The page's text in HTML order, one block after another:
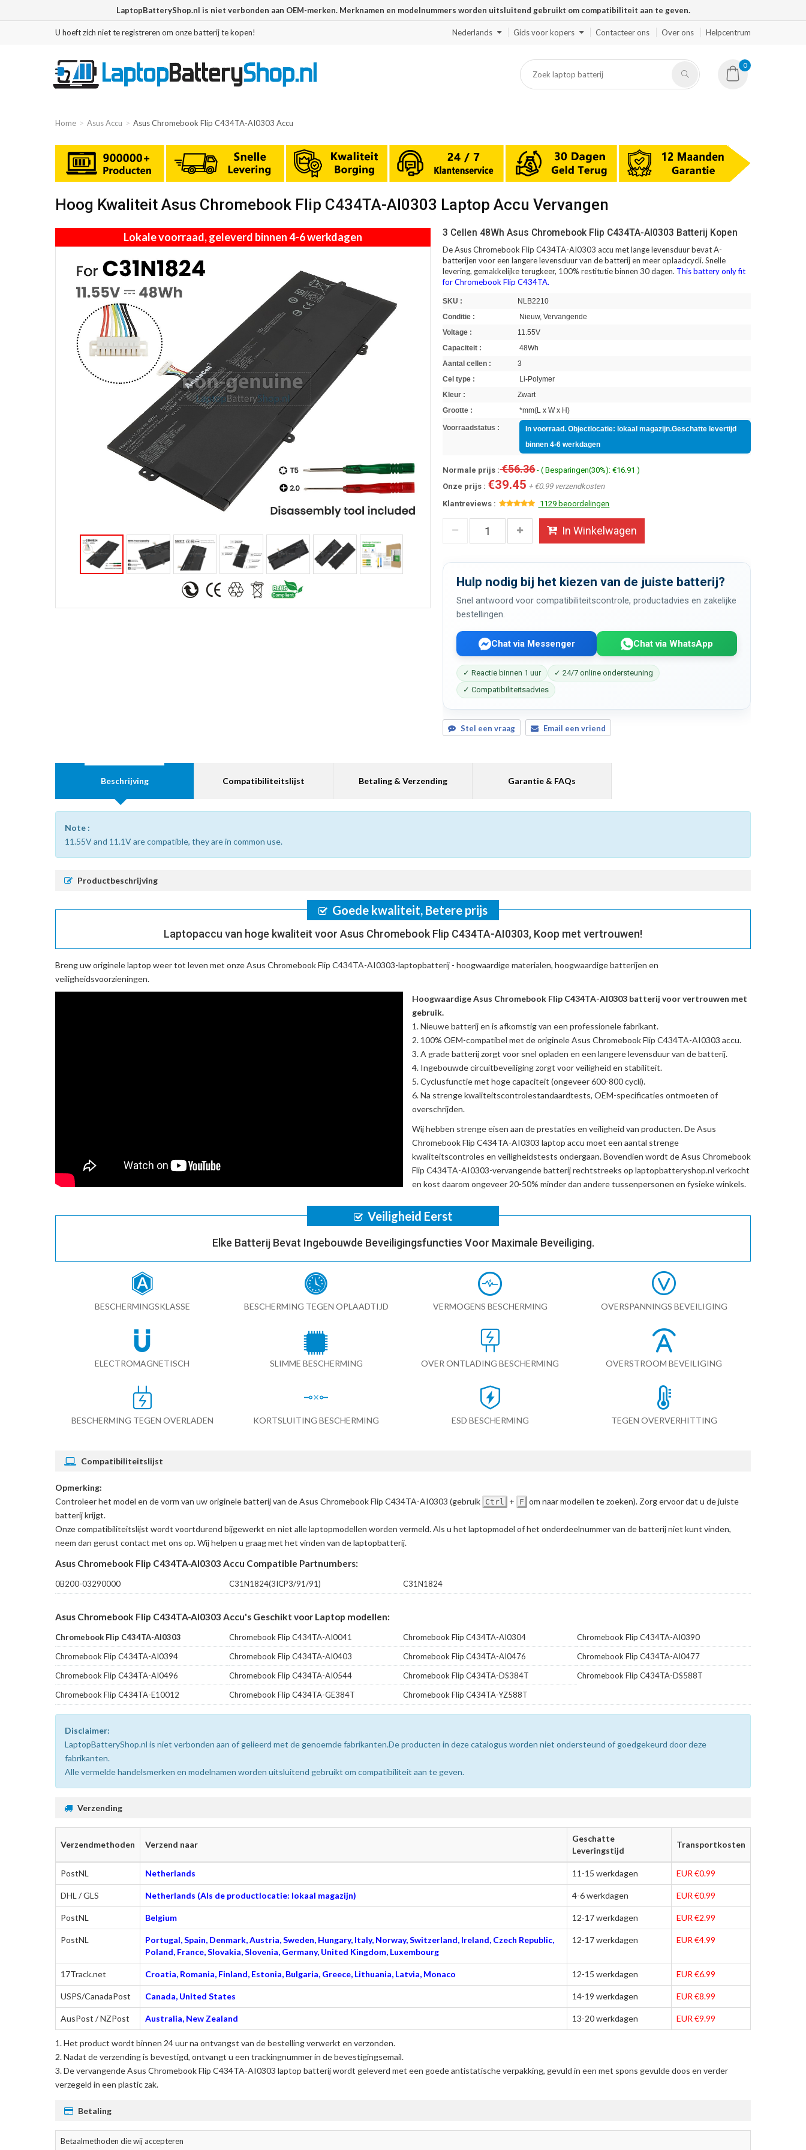
LaptopBatteryShop.nl is niet verbonden aan OEM-merken. Merknamen en modelnummers worden uitsluitend gebruikt om compatibiliteit aan te geven.
U hoeft zich niet te registreren om onze batterij te kopen! Nederlands Gids voor kopers Contacteer ons Over ons Helpcentrum
0
Home Asus Accu Asus Chromebook Flip C434TA-AI0303 Accu
Hoog Kwaliteit Asus Chromebook Flip C434TA-AI0303 Laptop Accu Vervangen
Lokale voorraad, geleverd binnen 4-6 werkdagen 3 Cellen 48Wh Asus Chromebook Flip C434TA-AI0303 Batterij Kopen
De Asus Chromebook Flip C434TA-AI0303 accu met lange levensduur bevat A-
batterijen voor een langere levensduur van de batterij en meer oplaadcycli. Snelle
levering, gemakkelijke terugkeer, 100% restitutie binnen 30 dagen. This battery only fit
for Chromebook Flip C434TA.
SKU :
NLB2210
Conditie :
Nieuw, Vervangende
Voltage :
11.55V
Capaciteit :
48Wh
Aantal cellen :
3
Cel type :
Li-Polymer
Kleur :
Zwart
Grootte :
*mm(L x W x H)
Voorraadstatus :
In voorraad. Objectlocatie: lokaal magazijn.Geschatte levertijd
binnen 4-6 werkdagen
Normale prijs :€56.36- ( Besparingen(30%): €16.91 )
Onze prijs : €39.45 + €0.99 verzendkosten
Klantreviews :
1129 beoordelingen
In Winkelwagen
Hulp nodig bij het kiezen van de juiste batterij?
Snel antwoord voor compatibiliteitscontrole, productadvies en zakelijke
bestellingen.
Chat via Messenger Chat via WhatsApp
✓ Reactie binnen 1 uur
✓ 24/7 online ondersteuning
✓ Compatibiliteitsadvies
Stel een vraag Email een vriend
Beschrijving Compatibiliteitslijst Betaling & Verzending Garantie & FAQs
Note :
11.55V and 11.1V are compatible, they are in common use.
Productbeschrijving
Goede kwaliteit, Betere prijs
Laptopaccu van hoge kwaliteit voor Asus Chromebook Flip C434TA-AI0303, Koop met vertrouwen!
Breng uw originele laptop weer tot leven met onzeAsus Chromebook Flip C434TA-AI0303-laptopbatterij - hoogwaardige materialen, hoogwaardige batterijen en
veiligheidsvoorzieningen.
Hoogwaardige Asus Chromebook Flip C434TA-AI0303 batterij voor vertrouwen met
gebruik.
Nieuwe batterij en is afkomstig van een professionele fabrikant.
100% OEM-compatibel met deoriginele Asus Chromebook Flip C434TA-AI0303 accu.
A grade batterij zorgt voor snel opladen en een langere levensduur van de batterij.
Ingebouwde circuitbeveiliging zorgt voor veiligheid en stabiliteit.
Cyclusfunctie met hoge capaciteit (ongeveer 600-800 cycli).
Na strenge kwaliteitscontrolestandaardtests, OEM-specificaties ontmoeten of
overschrijden.
Wij hebben strenge eisen aan de prestaties en veiligheid van producten. DeAsus
Chromebook Flip C434TA-AI0303 laptop accu moet een aantal strenge
kwaliteitscontroles en veiligheidstests ondergaan. Bovendien wordt deAsus Chromebook
Flip C434TA-AI0303-vervangende batterijrechtstreeks op laptopbatteryshop.nl verkocht
en kost daarom ongeveer 20-50% minder dan andere tussenpersonen en fysieke winkels.
Veiligheid Eerst
Elke Batterij Bevat Ingebouwde Beveiligingsfuncties Voor Maximale Beveiliging.
BESCHERMINGSKLASSE BESCHERMING TEGEN OPLAADTIJD VERMOGENS BESCHERMING OVERSPANNINGS BEVEILIGING
ELECTROMAGNETISCH SLIMME BESCHERMING OVER ONTLADING BESCHERMING OVERSTROOM BEVEILIGING
BESCHERMING TEGEN OVERLADEN KORTSLUITING BESCHERMING ESD BESCHERMING TEGEN OVERVERHITTING
Compatibiliteitslijst
Opmerking:
Controleer het model en de vorm van uw originele batterij van de Asus Chromebook Flip C434TA-AI0303 (gebruik Ctrl + F om naar modellen te zoeken). Zorg ervoor dat u de juiste
batterij krijgt.
Onze compatibiliteitslijst wordt voortdurend bijgewerkt en niet alle laptopmodellen worden vermeld. Als u het laptopmodel of het onderdeelnummer van de batterij niet kunt vinden,
neem dan gerust contact met ons op. Wij helpen u graag met het vinden van de laptopbatterij.
Asus Chromebook Flip C434TA-AI0303 Accu Compatible Partnumbers:
0B200-03290000 C31N1824(3ICP3/91/91) C31N1824
Asus Chromebook Flip C434TA-AI0303 Accu's Geschikt voor Laptop modellen:
Chromebook Flip C434TA-AI0303 Chromebook Flip C434TA-AI0041 Chromebook Flip C434TA-AI0304
Chromebook Flip C434TA-AI0390
Chromebook Flip C434TA-AI0394
Chromebook Flip C434TA-AI0403 Chromebook Flip C434TA-AI0476
Chromebook Flip C434TA-AI0477
Chromebook Flip C434TA-AI0496
Chromebook Flip C434TA-AI0544 Chromebook Flip C434TA-DS384T
Chromebook Flip C434TA-DS588T
Chromebook Flip C434TA-E10012
Chromebook Flip C434TA-GE384T Chromebook Flip C434TA-YZ588T
Disclaimer:
LaptopBatteryShop.nl is niet verbonden aan of gelieerd met de genoemde fabrikanten.De producten in deze catalogus worden niet ondersteund of goedgekeurd door deze
fabrikanten.
Alle vermelde handelsmerken en modelnamen worden uitsluitend gebruikt om compatibiliteit aan te geven.
Verzending
Verzendmethoden Verzend naar
Geschatte
Leveringstijd
Transportkosten
PostNL Netherlands 11-15 werkdagen EUR €0.99
DHL / GLS Netherlands (Als de productlocatie: lokaal magazijn) 4-6 werkdagen EUR €0.99
PostNL Belgium 12-17 werkdagen EUR €2.99
PostNL
Portugal, Spain, Denmark, Austria, Sweden, Hungary, Italy, Norway, Switzerland, Ireland, Czech Republic,
Poland, France, Slovakia, Slovenia, Germany, United Kingdom, Luxembourg
12-17 werkdagen EUR €4.99
17Track.net Croatia, Romania, Finland, Estonia, Bulgaria, Greece, Lithuania, Latvia, Monaco 12-15 werkdagen EUR €6.99
USPS/CanadaPost Canada, United States 14-19 werkdagen EUR €8.99
AusPost / NZPost Australia, New Zealand 13-20 werkdagen EUR €9.99
Het product wordt binnen 24 uur na ontvangst van de bestelling verwerkt en verzonden.
Nadat de verzending is bevestigd, ontvangt u een trackingnummer in de bevestigingsemail.
Devervangende Asus Chromebook Flip C434TA-AI0303 laptop batterijwordt geleverd met een goede antistatische verpakking, gevuld in een met spons gevulde doos en verder
verzegeld in een plastic zak.
Betaling
Betaalmethoden die wij accepteren